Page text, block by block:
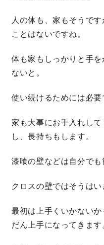
家具まで標準仕様
耐震等級3 & 許容応
徹底したコストダウ
頑丈で長持ちの外壁
100年点検住宅
快適な室内環境へ
人の体も、家もそうで
ことはないですね。
体も家もしっかりと手
ないと。
使い続けるためには必要
家も大事にお手入れし
し、長持ちもします。
漆喰の壁などは自分でも
クロスの壁ではそうはい
最初は上手くいかない
だん上手になってきます